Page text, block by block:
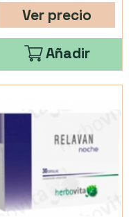
Ver precio
Añadir